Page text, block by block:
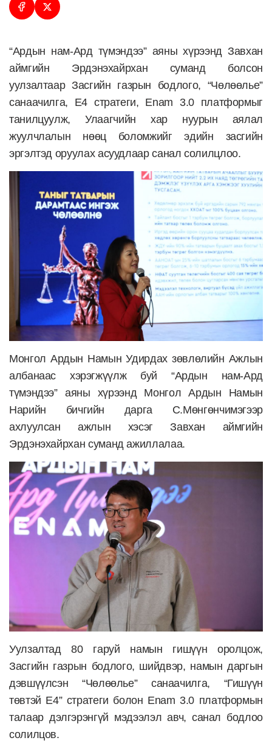
“Ардын нам-Ард түмэндээ” аяны хүрээнд Завхан
аймгийн Эрдэнэхайрхан суманд болсон
уулзалтаар Засгийн газрын бодлого, “Чөлөөлье”
санаачилга, E4 стратеги, Enam 3.0 платформыг
танилцуулж, Улаагчийн хар нуурын аялал
жуулчлалын нөөц боломжийг эдийн засгийн
эргэлтэд оруулах асуудлаар санал солилцлоо.
Монгол Ардын Намын Удирдах зөвлөлийн Ажлын
албанаас хэрэгжүүлж буй “Ардын нам-Ард
түмэндээ” аяны хүрээнд Монгол Ардын Намын
Нарийн бичгийн дарга С.Мөнгөнчимэгээр
ахлуулсан ажлын хэсэг Завхан аймгийн
Эрдэнэхайрхан суманд ажиллалаа.
Уулзалтад 80 гаруй намын гишүүн оролцож,
Засгийн газрын бодлого, шийдвэр, намын даргын
дэвшүүлсэн “Чөлөөлье” санаачилга, “Гишүүн
төвтэй E4” стратеги болон Enam 3.0 платформын
талаар дэлгэрэнгүй мэдээлэл авч, санал бодлоо
солилцов.